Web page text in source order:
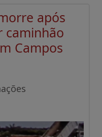
após
caminhão
Campos